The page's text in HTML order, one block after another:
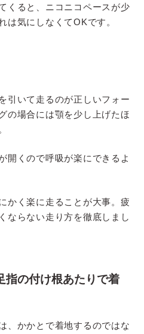
くると、ニコニコペースが少
は気にしなくてOKです。
引いて走るのが正しいフォー
の場合には顎を少し上げたほ
開くので呼吸が楽にできるよ
かく楽に走ることが大事。疲
ならない走り方を徹底しまし
指の付け根あたりで着
、かかとで着地するのではな